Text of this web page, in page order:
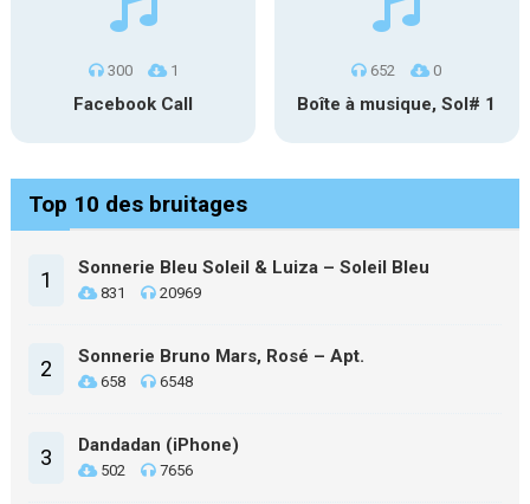
300 1
Facebook Call
652 0
Boîte à musique, Sol# 1
Top 10 des bruitages
1 Sonnerie Bleu Soleil & Luiza – Soleil Bleu
831 20969
2 Sonnerie Bruno Mars, Rosé – Apt.
658 6548
3 Dandadan (iPhone)
502 7656